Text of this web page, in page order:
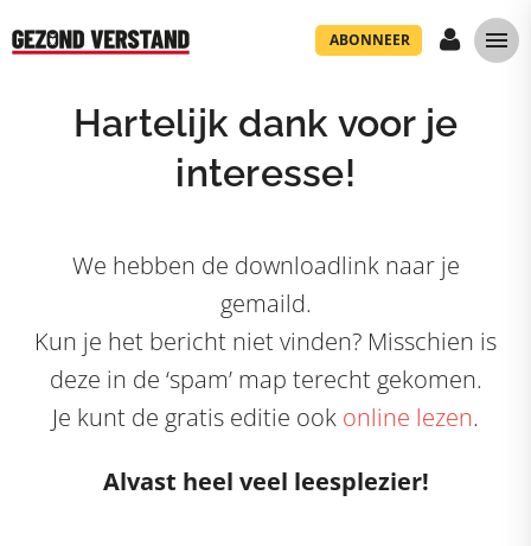
ABONNEER
Hartelijk dank voor je
interesse!
We hebben de downloadlink naar je
gemaild.
Kun je het bericht niet vinden? Misschien is
deze in de ‘spam’ map terecht gekomen.
Je kunt de gratis editie ook online lezen.
Alvast heel veel leesplezier!